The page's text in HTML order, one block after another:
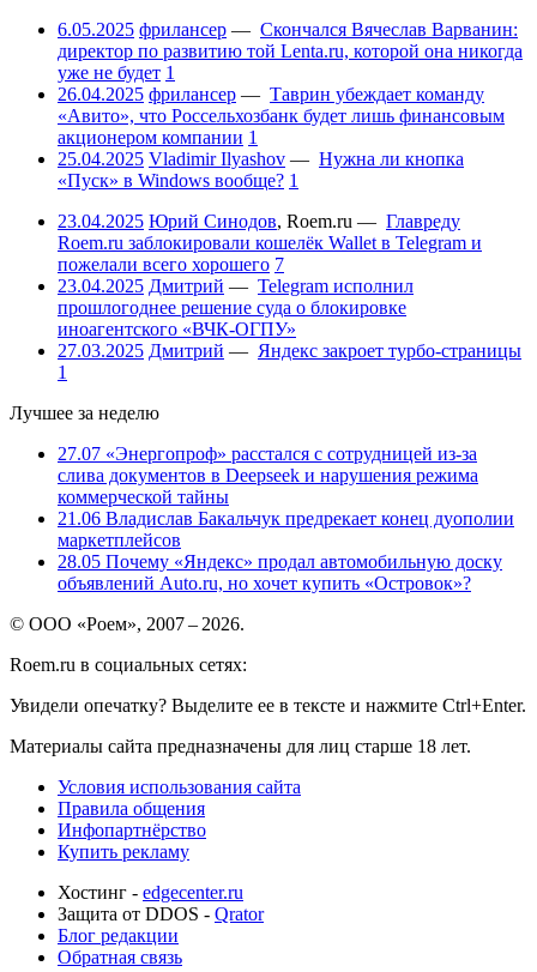
6.05.2025 фрилансер — Скончался Вячеслав Варванин:
директор по развитию той Lenta.ru, которой она никогда
уже не будет 1
26.04.2025 фрилансер — Таврин убеждает команду
«Авито», что Россельхозбанк будет лишь финансовым
акционером компании 1
25.04.2025 Vladimir Ilyashov — Нужна ли кнопка
«Пуск» в Windows вообще? 1
23.04.2025 Юрий Синодов, Roem.ru — Главреду
Roem.ru заблокировали кошелёк Wallet в Telegram и
пожелали всего хорошего 7
23.04.2025 Дмитрий — Telegram исполнил
прошлогоднее решение суда о блокировке
иноагентского «ВЧК-ОГПУ»
27.03.2025 Дмитрий — Яндекс закроет турбо-страницы
1
Лучшее за неделю
27.07 «Энергопроф» расстался с сотрудницей из-за
слива документов в Deepseek и нарушения режима
коммерческой тайны
21.06 Владислав Бакальчук предрекает конец дуополии
маркетплейсов
28.05 Почему «Яндекс» продал автомобильную доску
объявлений Auto.ru, но хочет купить «Островок»?
© ООО «Роем», 2007 – 2026.
Roem.ru в социальных сетях:
Увидели опечатку? Выделите ее в тексте и нажмите Ctrl+Enter.
Материалы сайта предназначены для лиц старше 18 лет.
Условия использования сайта
Правила общения
Инфопартнёрство
Купить рекламу
Хостинг - edgecenter.ru
Защита от DDOS - Qrator
Блог редакции
Обратная связь